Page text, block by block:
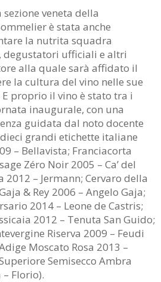
veneta della
è stata anche
la nutrita squadra
degustatori ufficiali e altri
alla quale sarà affidato il
la cultura del vino nelle sue
proprio il vino è stato tra i
inaugurale, con una
guidata dal noto docente
grandi etichette italiane
– Bellavista; Franciacorta
Zéro Noir 2005 – Ca’ del
2012 – Jermann; Cervaro della
& Rey 2006 – Angelo Gaja;
2014 – Leone de Castris;
2012 – Tenuta San Guido;
Riserva 2009 – Feudi
Moscato Rosa 2013 –
Semisecco Ambra
– Florio).